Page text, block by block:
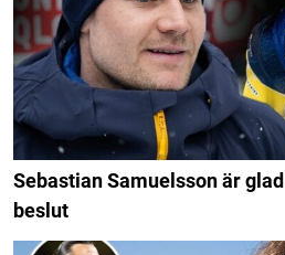
Sebastian Samuelsson är
beslut